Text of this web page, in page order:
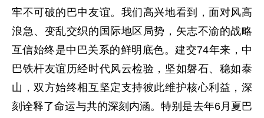
牢不可破的巴中友谊。我们高兴地看到，面对风高
浪急、变乱交织的国际地区局势，矢志不渝的战略
互信始终是中巴关系的鲜明底色。建交74年来，中
巴铁杆友谊历经时代风云检验，坚如磐石、稳如泰
山，双方始终相互坚定支持彼此维护核心利益，深
刻诠释了命运与共的深刻内涵。特别是去年6月夏巴